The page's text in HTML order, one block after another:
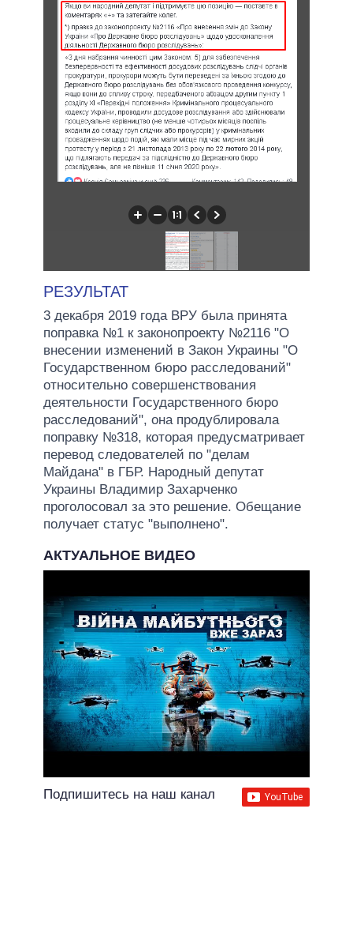
РЕЗУЛЬТАТ
3 декабря 2019 года ВРУ была принята
поправка №1 к законопроекту №2116 "О
внесении изменений в Закон Украины "О
Государственном бюро расследований"
относительно совершенствования
деятельности Государственного бюро
расследований", она продублировала
поправку №318, которая предусматривает
перевод следователей по "делам
Майдана" в ГБР. Народный депутат
Украины Владимир Захарченко
проголосовал за это решение. Обещание
получает статус "выполнено".
АКТУАЛЬНОЕ ВИДЕО
Подпишитесь на наш канал